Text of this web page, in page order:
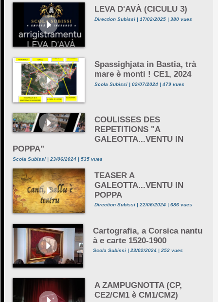
LEVA D'AVÀ (CICULU 3)
Direction Subissi | 17/02/2025 | 380 vues
Spassighjata in Bastia, trà
mare è monti ! CE1, 2024
Scola Subissi | 02/07/2024 | 479 vues
COULISSES DES
REPETITIONS "A
GALEOTTA...VENTU IN
POPPA"
Scola Subissi | 23/06/2024 | 535 vues
TEASER A
GALEOTTA...VENTU IN
POPPA
Direction Subissi | 22/06/2024 | 686 vues
Cartografia, a Corsica nantu
à e carte 1520-1900
Scola Subissi | 23/02/2024 | 252 vues
A ZAMPUGNOTTA (CP,
CE2/CM1 è CM1/CM2)